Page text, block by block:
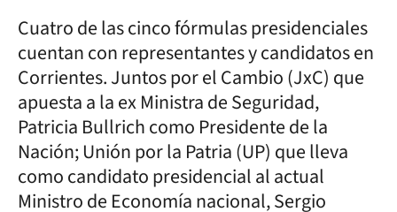
Cuatro de las cinco fórmulas presidenciales
cuentan con representantes y candidatos en
Corrientes. Juntos por el Cambio (JxC) que
apuesta a la ex Ministra de Seguridad,
Patricia Bullrich como Presidente de la
Nación; Unión por la Patria (UP) que lleva
como candidato presidencial al actual
Ministro de Economía nacional, Sergio